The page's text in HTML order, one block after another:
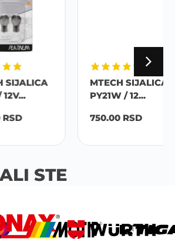
MTECH SIJALICA
PY21W / 12...
750.00RSD
STE